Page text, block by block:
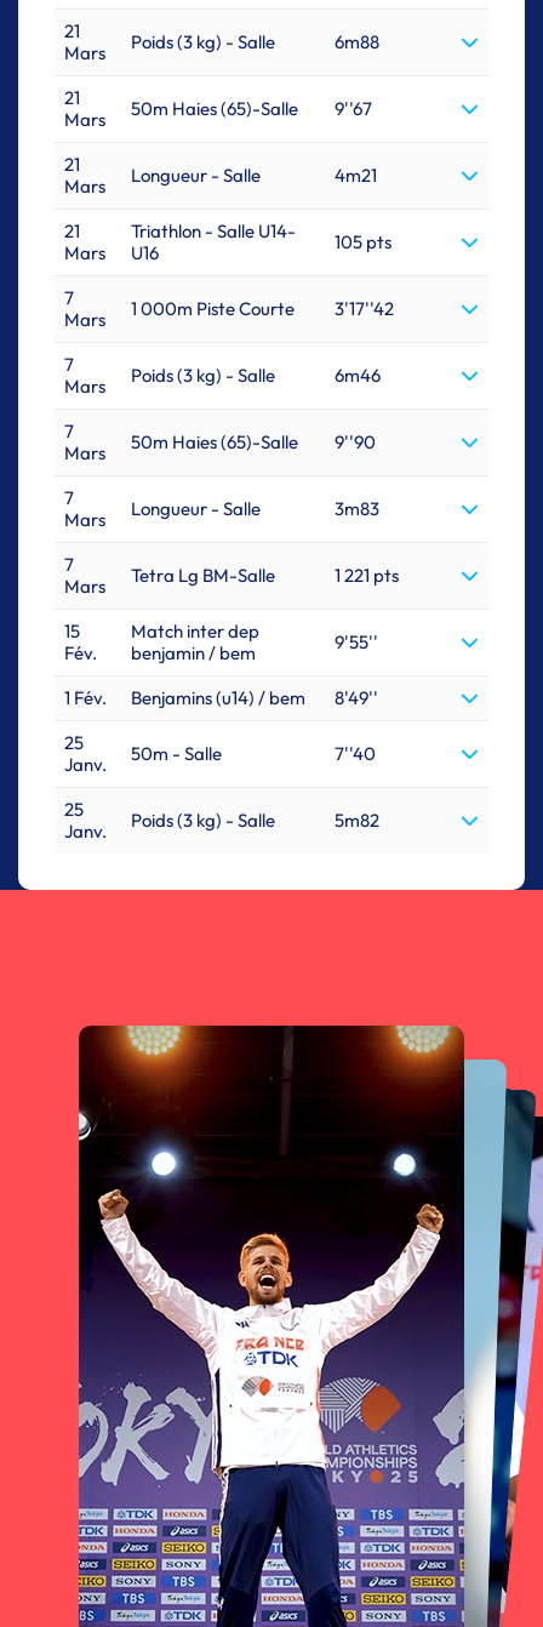
21
Mars
Poids (3 kg) - Salle 6m88
21
Mars
50m Haies (65)-Salle 9''67
21
Mars
Longueur - Salle 4m21
21
Mars
Triathlon - Salle U14-
U16
105 pts
7
Mars
1 000m Piste Courte 3'17''42
7
Mars
Poids (3 kg) - Salle 6m46
7
Mars
50m Haies (65)-Salle 9''90
7
Mars
Longueur - Salle 3m83
7
Mars
Tetra Lg BM-Salle 1 221 pts
15
Fév.
Match inter dep
benjamin / bem
9'55''
1 Fév. Benjamins (u14) / bem
8'49''
25
Janv.
50m - Salle 7''40
25
Janv.
Poids (3 kg) - Salle 5m82